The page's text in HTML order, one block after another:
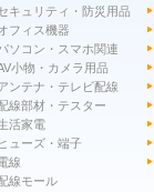
キュリティ・防災用品
フィス機器
ソコン・スマホ関連
小物・カメラ用品
ンテナ・テレビ配線
線部材・テスター
活家電
ヒューズ・端子
線
線モール